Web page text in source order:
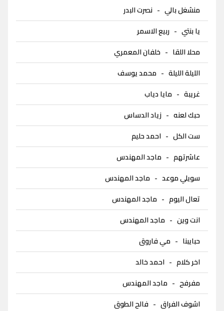
منشغل بالي - نصرت البدر
يا بنتي - ربيع الاسمر
محلا اللقا - خلفان المعمري
الليلة الليلة - محمد يوسف
غريبة - مايا دياب
حبك لعنه - زياد الدساس
ست الكل - احمد حليم
عاشرتهم - ماجد المهندس
سويلي موعد - ماجد المهندس
تعال اليوم - ماجد المهندس
انت وين - ماجد المهندس
حبايبنا - مي فاروق
اخر كلام - احمد خالد
مفرفح - ماجد المهندس
اشوف الفراق - فالح الطوق